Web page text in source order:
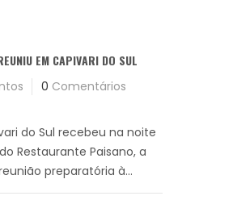
EM CAPIVARI DO SUL
0 Comentários
do Sul recebeu na noite
Restaurante Paisano, a
preparatória à...